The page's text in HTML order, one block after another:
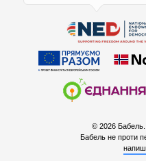
© 2026 Бабель.
Бабель не проти